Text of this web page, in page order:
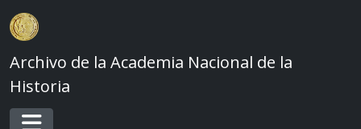
Skip to main content
Archivo de la Academia Nacional de la
Historia